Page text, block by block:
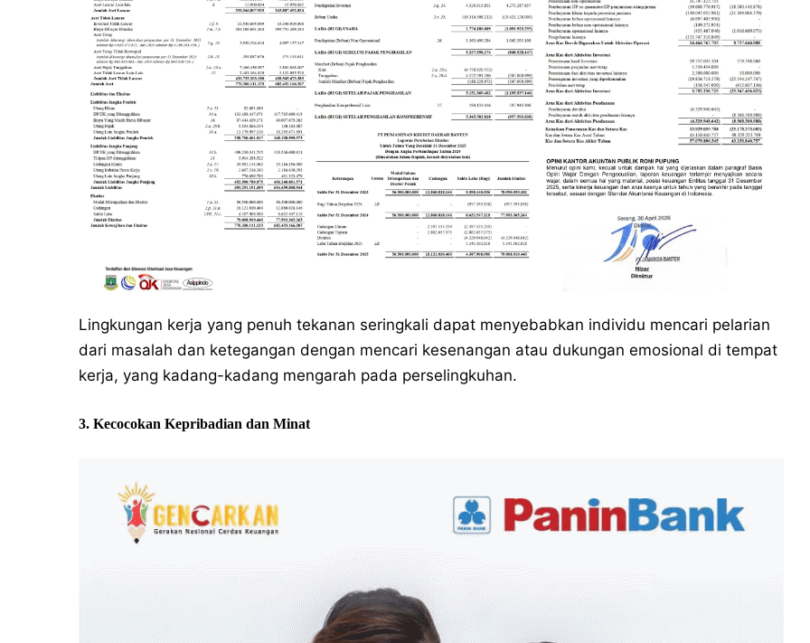
Lingkungan kerja yang penuh tekanan seringkali dapat menyebabkan individu mencari pelarian
dari masalah dan ketegangan dengan mencari kesenangan atau dukungan emosional di tempat
kerja, yang kadang-kadang mengarah pada perselingkuhan.
3. Kecocokan Kepribadian dan Minat